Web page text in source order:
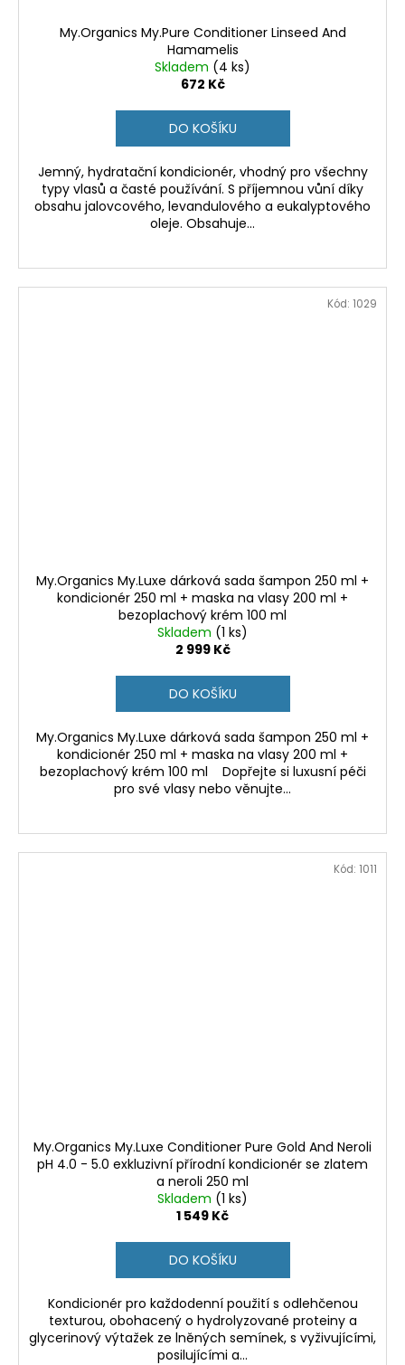
My.Organics My.Pure Conditioner Linseed And
Hamamelis
Skladem (4 ks)
672 Kč
DO KOŠÍKU
Jemný, hydratační kondicionér, vhodný pro všechny
typy vlasů a časté používání. S příjemnou vůní díky
obsahu jalovcového, levandulového a eukalyptového
oleje. Obsahuje...
My.Organics My.Luxe dárková sada šampon 250 ml +
kondicionér 250 ml + maska na vlasy 200 ml +
bezoplachový krém 100 ml
Skladem (1 ks)
2 999 Kč
DO KOŠÍKU
My.Organics My.Luxe dárková sada šampon 250 ml +
kondicionér 250 ml + maska na vlasy 200 ml +
bezoplachový krém 100 ml Dopřejte si luxusní péči
pro své vlasy nebo věnujte...
Kód: 1029
My.Organics My.Luxe Conditioner Pure Gold And Neroli
pH 4.0 - 5.0 exkluzivní přírodní kondicionér se zlatem
a neroli 250 ml
Skladem (1 ks)
1 549 Kč
DO KOŠÍKU
Kondicionér pro každodenní použití s odlehčenou
texturou, obohacený o hydrolyzované proteiny a
glycerinový výtažek ze lněných semínek, s vyživujícími,
posilujícími a...
Kód: 1011